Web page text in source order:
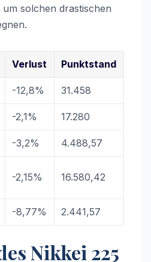
solchen drastischen
Verlust Punktstand
-12,8% 31.458
-2,1% 17.280
-3,2% 4.488,57
-2,15% 16.580,42
-8,77% 2.441,57
Nikkei 225